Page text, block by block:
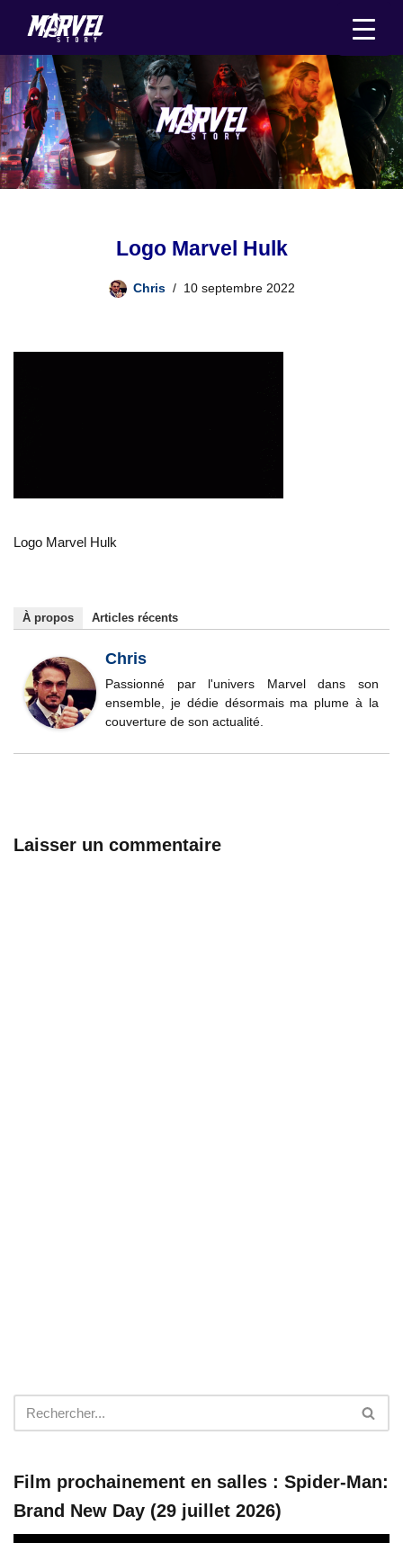
au
contenu
Logo Marvel Hulk
Chris 10 septembre 2022
Logo Marvel Hulk
À propos Articles récents
Chris
Passionné par l'univers Marvel dans son
ensemble, je dédie désormais ma plume à la
couverture de son actualité.
Laisser un commentaire
Film prochainement en salles : Spider-Man:
Brand New Day (29 juillet 2026)